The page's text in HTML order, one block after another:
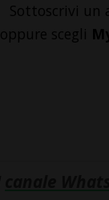
Sottoscrivi un
oppure scegli